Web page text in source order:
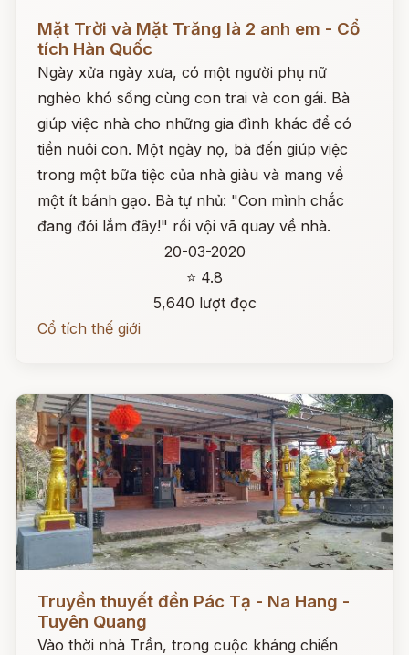
Mặt Trời và Mặt Trăng là 2 anh em - Cổ
tích Hàn Quốc
Ngày xửa ngày xưa, có một người phụ nữ
nghèo khó sống cùng con trai và con gái. Bà
giúp việc nhà cho những gia đình khác để có
tiền nuôi con. Một ngày nọ, bà đến giúp việc
trong một bữa tiệc của nhà giàu và mang về
một ít bánh gạo. Bà tự nhủ: "Con mình chắc
đang đói lắm đây!" rồi vội vã quay về nhà.
20-03-2020
⭐ 4.8
5,640 lượt đọc
Cổ tích thế giới
Đọc ngay
Truyền thuyết đền Pác Tạ - Na Hang -
Tuyên Quang
Vào thời nhà Trần, trong cuộc kháng chiến